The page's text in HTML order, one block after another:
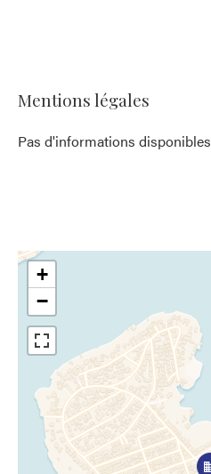
Mentions légales
Pas d'informations disponibles
+
−